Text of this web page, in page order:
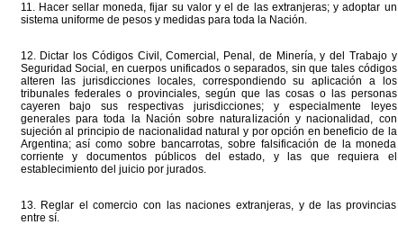
11. Hacer sellar moneda, fijar su valor y el de las extranjeras; y adoptar un
sistema uniforme de pesos y medidas para toda la Nación.
12. Dictar los Códigos Civil, Comercial, Penal, de Minería, y del Trabajo y
Seguridad Social, en cuerpos unificados o separados, sin que tales códigos
alteren las jurisdicciones locales, correspondiendo su aplicación a los
tribunales federales o provinciales, según que las cosas o las personas
cayeren bajo sus respectivas jurisdicciones; y especialmente leyes
generales para toda la Nación sobre naturalización y nacionalidad, con
sujeción al principio de nacionalidad natural y por opción en beneficio de la
Argentina; así como sobre bancarrotas, sobre falsificación de la moneda
corriente y documentos públicos del estado, y las que requiera el
establecimiento del juicio por jurados.
13. Reglar el comercio con las naciones extranjeras, y de las provincias
entre sí.